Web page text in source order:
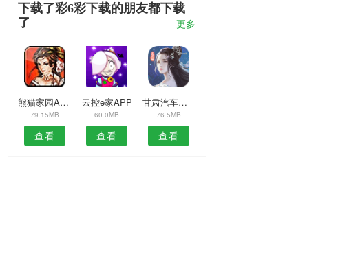
下载了彩6彩下载的朋友都下载
了
更多
熊猫家园APP
79.15MB
查看
云控e家APP
60.0MB
查看
甘肃汽车服务安卓版
76.5MB
查看